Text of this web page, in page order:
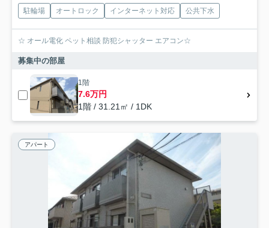
駐輪場 オートロック インターネット対応 公共下水
☆ オール電化 ペット相談 防犯シャッター エアコン☆
募集中の部屋
1階
7.6万円
1階 / 31.21㎡ / 1DK
アパート